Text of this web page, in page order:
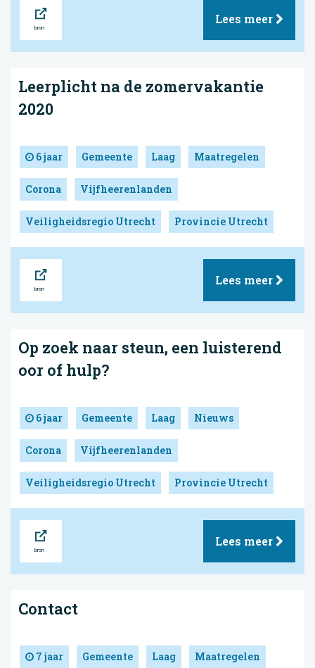
Lees meer
Leerplicht na de zomervakantie
2020
6 jaar Gemeente Laag Maatregelen
Corona Vijfheerenlanden
Veiligheidsregio Utrecht Provincie Utrecht
Lees meer
Op zoek naar steun, een luisterend
oor of hulp?
6 jaar Gemeente Laag Nieuws
Corona Vijfheerenlanden
Veiligheidsregio Utrecht Provincie Utrecht
Lees meer
Contact
7 jaar Gemeente Laag Maatregelen